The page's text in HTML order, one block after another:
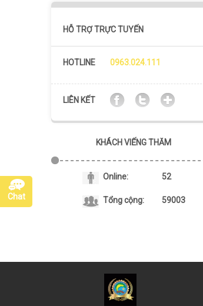
HỖ TRỢ TRỰC TUYẾN
HOTLINE 0963.024.111
LIÊN KẾT
KHÁCH VIẾNG THĂM
Online: 52
Tổng cộng: 59003
Chat